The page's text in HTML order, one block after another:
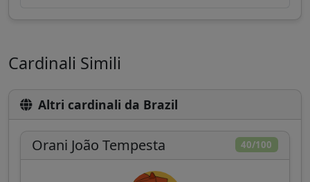
Cardinali Simili
Altri cardinali da Brazil
40/100
Orani João Tempesta